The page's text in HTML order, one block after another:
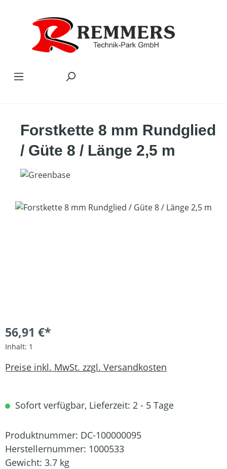
Forstkette 8 mm Rundglied
/ Güte 8 / Länge 2,5 m
Bildergalerie überspringen
56,91 €*
Inhalt: 1
Preise inkl. MwSt. zzgl. Versandkosten
Sofort verfügbar, Lieferzeit: 2 - 5 Tage
Produktnummer: DC-100000095
Herstellernummer: 1000533
Gewicht: 3.7 kg